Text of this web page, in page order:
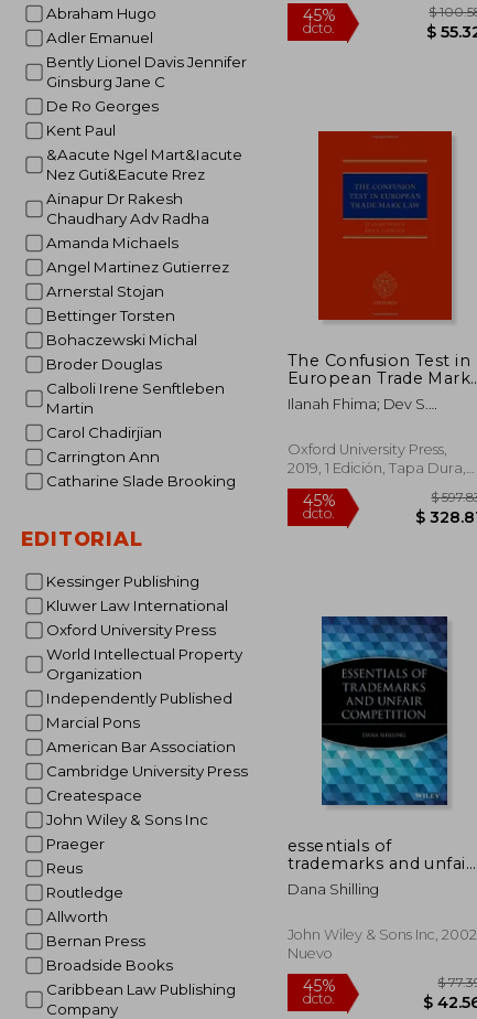
Abraham Hugo
Adler Emanuel
Bently Lionel Davis Jennifer
Ginsburg Jane C
De Ro Georges
Kent Paul
&Aacute Ngel Mart&Iacute
Nez Guti&Eacute Rrez
Ainapur Dr Rakesh
Chaudhary Adv Radha
Amanda Michaels
Angel Martinez Gutierrez
Arnerstal Stojan
Bettinger Torsten
Bohaczewski Michal
Broder Douglas
Calboli Irene Senftleben
Martin
Carol Chadirjian
Carrington Ann
Catharine Slade Brooking
EDITORIAL
Kessinger Publishing
Kluwer Law International
Oxford University Press
World Intellectual Property
Organization
Independently Published
Marcial Pons
American Bar Association
Cambridge University Press
Createspace
John Wiley & Sons Inc
Praeger
Reus
Routledge
Allworth
Bernan Press
Broadside Books
Caribbean Law Publishing
Company
The Confusion Test in
European Trade Mark
law (en Inglés)
Ilanah Fhima; Dev S.
Oxford University Press,
2019, 1 Edición, Tapa Dura,
Nuevo
45%
dcto.
essentials of
trademarks and unfair
competition
Dana Shilling
John Wiley & Sons Inc, 2002,
Nuevo